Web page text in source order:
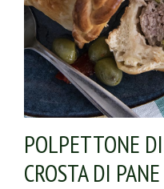
POLPETTONE
CROSTA DI PANE